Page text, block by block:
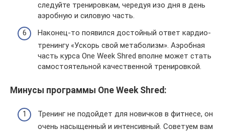
следуйте тренировкам, чередуя изо дня в день
аэробную и силовую часть.
Наконец-то появился достойный ответ кардио-
тренингу «Ускорь свой метаболизм». Аэробная
часть курса One Week Shred вполне может стать
самостоятельной качественной тренировкой.
Минусы программы One Week Shred:
Тренинг не подойдет для новичков в фитнесе, он
очень насыщенный и интенсивный. Советуем вам